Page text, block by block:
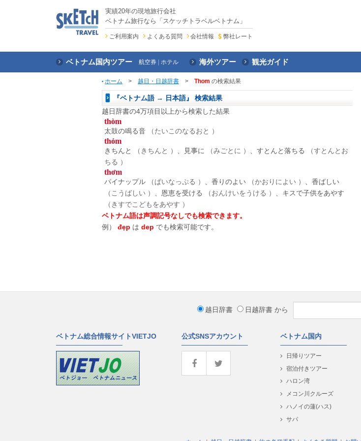
実績20年の現地旅行会社
ベトナム旅行なら「スケッチトラベルベトナム」
ご利用案内 よくある質問 会社情報 弊社レート
ベトナム国内ツアー 航空券 ホテル 海外ツアー 観光ガイド
ホーム > 越日・日越辞書 > Thom の検索結果
『ベトナム語 → 日本語』 検索結果
越日辞書の4万項目以上から検索した結果
thòm
太鼓の鳴る音 （たいこのなるおと ）
thỏm
きちんと （きちんと ） 、見事に （みごとに ） 、すとんと落ちる
（すとんとお
ちる ）
thơm
パイナップル （ぱいなっぷる ） 、香りのよい （かおりによい ）
、香ばしい
（こうばしい ）
、恩恵を受ける （おんけいをうける ）
、キスで子供をあやす
（きすでこどもをあやす ）
ベトナム語は声調記号なしでも検索できます。
例）
đẹp は dep でも検索可能です。
越日辞書 日越辞書 から
ベトナム総合情報サイトVIETJO 公式SNSアカウント ベトナム国内
日帰りツアー
宿泊付きツアー
ハロン湾
メコン川クルーズ
ハノイの蓮(ハス)
サパ